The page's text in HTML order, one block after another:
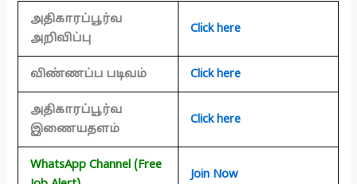
அதிகாரப்பூர்வ
அறிவிப்பு
Click here
விண்ணப்ப படிவம் Click here
அதிகாரப்பூர்வ
இணையதளம்
Click here
WhatsApp Channel (Free
Join Now